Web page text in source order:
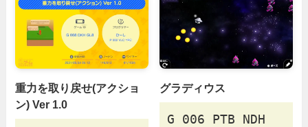
重力を取り戻せ(アクショ
ン) Ver 1.0
グラディウス
G 006 PTB NDH